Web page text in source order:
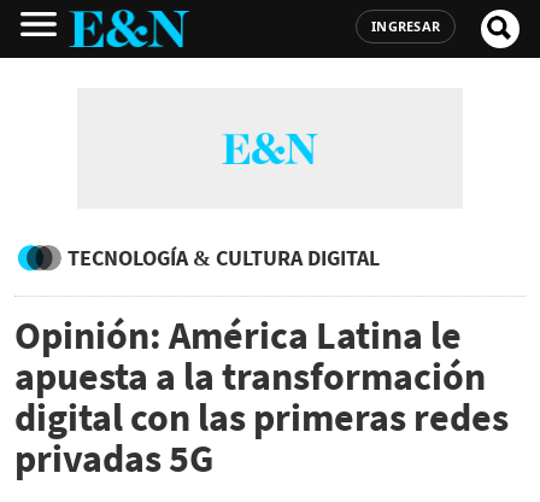
INGRESAR
TECNOLOGÍA & CULTURA DIGITAL
Opinión: América Latina le
apuesta a la transformación
digital con las primeras redes
privadas 5G